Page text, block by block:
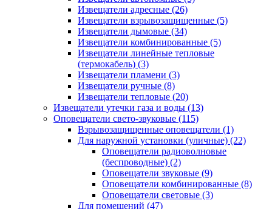
Извещатели адресные (26)
Извещатели взрывозащищенные (5)
Извещатели дымовые (34)
Извещатели комбинированные (5)
Извещатели линейные тепловые
(термокабель) (3)
Извещатели пламени (3)
Извещатели ручные (8)
Извещатели тепловые (20)
Извещатели утечки газа и воды (13)
Оповещатели свето-звуковые (115)
Взрывозащищенные оповещатели (1)
Для наружной установки (уличные) (22)
Оповещатели радиоволновые
(беспроводные) (2)
Оповещатели звуковые (9)
Оповещатели комбинированные (8)
Оповещатели световые (3)
Для помещений (47)